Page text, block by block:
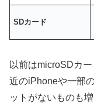
SDカード
以前はmicroSDカ
近のiPhoneや一部
ットがないものも